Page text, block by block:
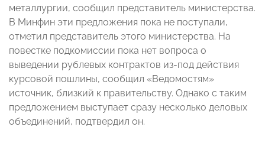
металлургии, сообщил представитель министерства.
В Минфин эти предложения пока не поступали,
отметил представитель этого министерства. На
повестке подкомиссии пока нет вопроса о
выведении рублевых контрактов из-под действия
курсовой пошлины, сообщил «Ведомостям»
источник, близкий к правительству. Однако с таким
предложением выступает сразу несколько деловых
объединений, подтвердил он.